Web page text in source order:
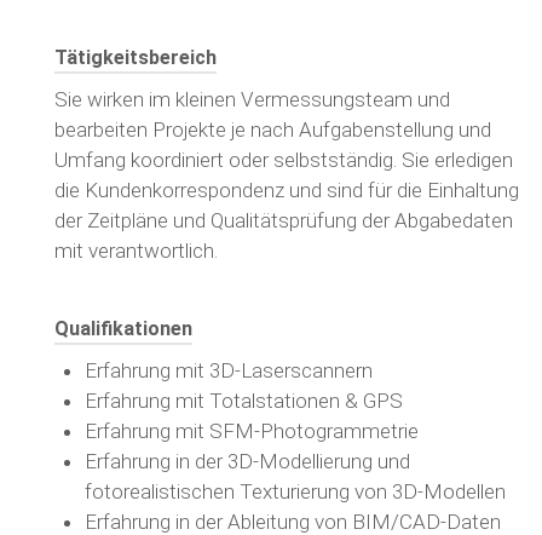
Tätigkeitsbereich
Sie wirken im kleinen Vermessungsteam und
bearbeiten Projekte je nach Aufgabenstellung und
Umfang koordiniert oder selbstständig. Sie erledigen
die Kundenkorrespondenz und sind für die Einhaltung
der Zeitpläne und Qualitätsprüfung der Abgabedaten
mit verantwortlich.
Qualifikationen
Erfahrung mit 3D-Laserscannern
Erfahrung mit Totalstationen & GPS
Erfahrung mit SFM-Photogrammetrie
Erfahrung in der 3D-Modellierung und
fotorealistischen Texturierung von 3D-Modellen
Erfahrung in der Ableitung von BIM/CAD-Daten